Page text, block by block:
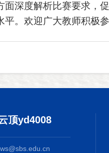
面深度解析比赛要求，
平。 欢迎广大教师积极参
顶yd4008